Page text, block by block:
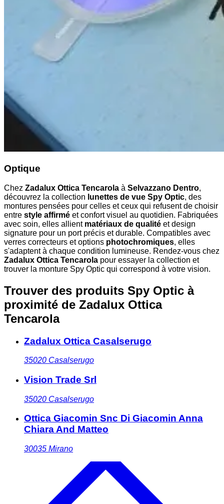
Optique
Chez Zadalux Ottica Tencarola à Selvazzano Dentro,
découvrez la collection lunettes de vue Spy Optic, des
montures pensées pour celles et ceux qui refusent de choisir
entre style affirmé et confort visuel au quotidien. Fabriquées
avec soin, elles allient matériaux de qualité et design
signature pour un port précis et durable. Compatibles avec
verres correcteurs et options photochromiques, elles
s'adaptent à chaque condition lumineuse. Rendez-vous chez
Zadalux Ottica Tencarola pour essayer la collection et
trouver la monture Spy Optic qui correspond à votre vision.
Trouver des produits Spy Optic à
proximité de Zadalux Ottica
Tencarola
Zadalux Ottica Casalserugo
35020 Casalserugo
Vision Trade Srl
35020 Casalserugo
Ottica Giacomin Snc Di Giacomin Anna
Chiara And Matteo
30035 Mirano